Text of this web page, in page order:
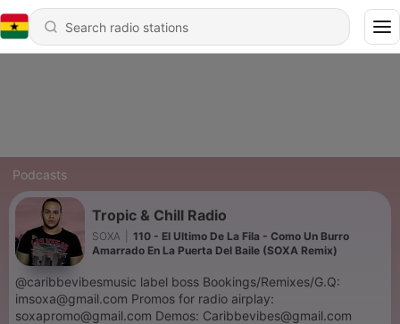
Podcasts
Tropic & Chill Radio
SOXA
110 - El Ultimo De La Fila - Como Un Burro
Amarrado En La Puerta Del Baile (SOXA Remix)
@caribbevibesmusic label boss Bookings/Remixes/G.Q:
imsoxa@gmail.com Promos for radio airplay:
soxapromo@gmail.com Demos: Caribbevibes@gmail.com